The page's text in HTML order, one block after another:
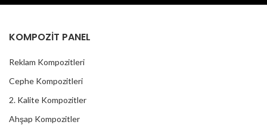
özelliği ile diğer kompozit
KOMPOZİT PANEL
Reklam Kompozitleri
Cephe Kompozitleri
2. Kalite Kompozitler
Ahşap Kompozitler